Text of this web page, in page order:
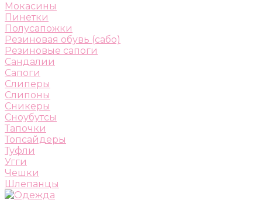
Мокасины
Пинетки
Полусапожки
Резиновая обувь (сабо)
Резиновые сапоги
Сандалии
Сапоги
Слиперы
Слипоны
Сникеры
Сноубутсы
Тапочки
Топсайдеры
Туфли
Угги
Чешки
Шлепанцы